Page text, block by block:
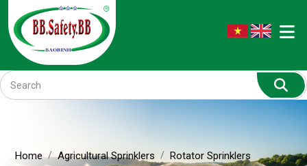
Home Agricultural Sprinklers Rotator Sprinklers